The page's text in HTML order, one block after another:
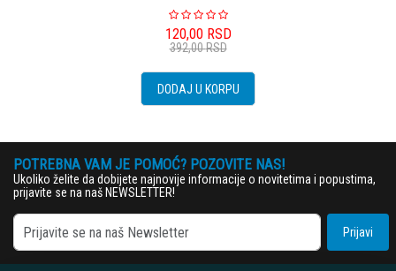
120,00 RSD
392,00RSD
DODAJ U KORPU
POTREBNA VAM JE POMOĆ? POZOVITE NAS!
Ukoliko želite da dobijete najnovije informacije o novitetima i popustima,
prijavite se na naš NEWSLETTER!
Prijavi